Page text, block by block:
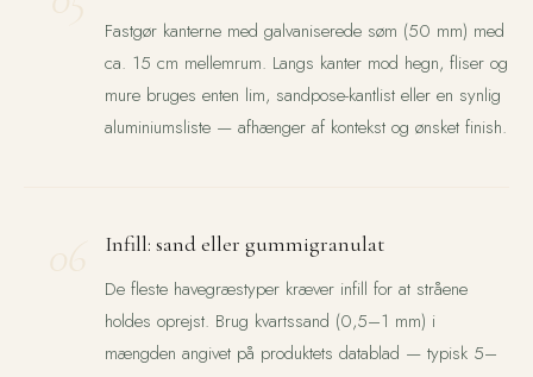
Fastgør kanterne med galvaniserede søm (50 mm) med
ca. 15 cm mellemrum. Langs kanter mod hegn, fliser og
mure bruges enten lim, sandpose-kantlist eller en synlig
aluminiumsliste — afhænger af kontekst og ønsket finish.
Infill: sand eller gummigranulat
De fleste havegræstyper kræver infill for at stråene
holdes oprejst. Brug kvartssand (0,5–1 mm) i
mængden angivet på produktets datablad — typisk 5–